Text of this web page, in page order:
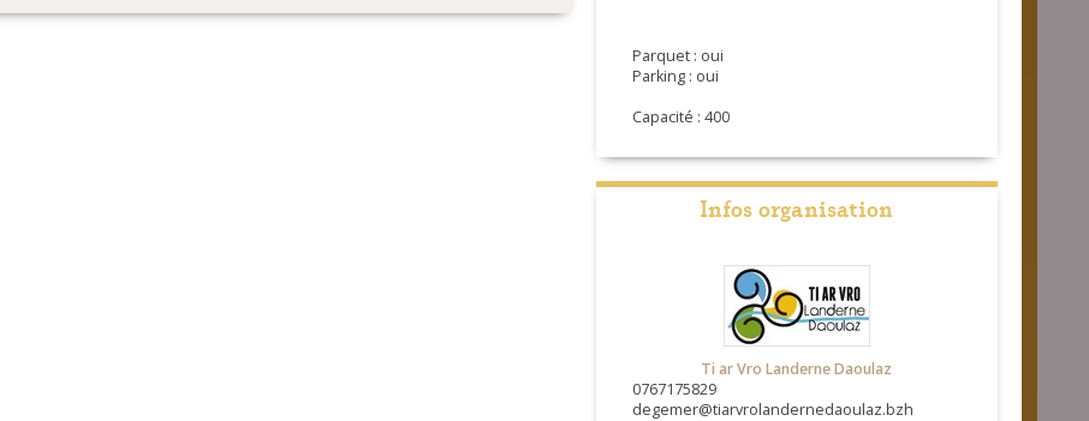
Parquet : oui
Parking : oui
Capacité : 400
Infos organisation
Ti ar Vro Landerne Daoulaz
0767175829
degemer@tiarvrolandernedaoulaz.bzh